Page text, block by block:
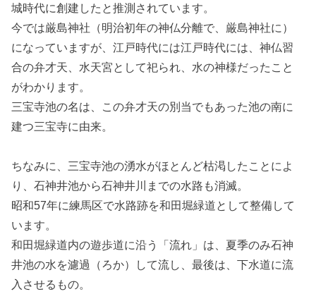
城時代に創建したと推測されています。
今では厳島神社（明治初年の神仏分離で、厳島神社に）
になっていますが、江戸時代には江戸時代には、神仏習
合の弁才天、水天宮として祀られ、水の神様だったこと
がわかります。
三宝寺池の名は、この弁才天の別当でもあった池の南に
建つ三宝寺に由来。
ちなみに、三宝寺池の湧水がほとんど枯渇したことによ
り、石神井池から石神井川までの水路も消滅。
昭和57年に練馬区で水路跡を和田堀緑道として整備して
います。
和田堀緑道内の遊歩道に沿う「流れ」は、夏季のみ石神
井池の水を濾過（ろか）して流し、最後は、下水道に流
入させるもの。